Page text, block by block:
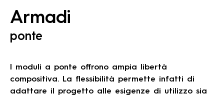
Armadi
ponte
I moduli a ponte offrono ampia libertà
compositiva. La flessibilità permette infatti di
adattare il progetto alle esigenze di utilizzo sia